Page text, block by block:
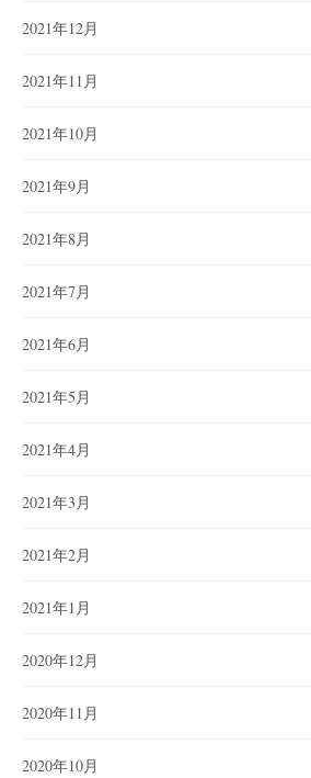
2021年12月
2021年11月
2021年10月
2021年9月
2021年8月
2021年7月
2021年6月
2021年5月
2021年4月
2021年3月
2021年2月
2021年1月
2020年12月
2020年11月
2020年10月